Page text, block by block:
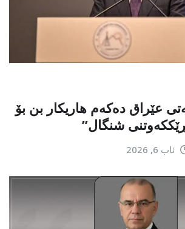
عێراق دەكەم هاریكار بن بۆ
شنگال”
ئاب 6, 2026